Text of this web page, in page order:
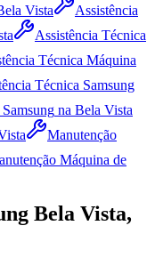
Vista
Assistência
Assistência Técnica
Técnica Máquina
Técnica Samsung
na Bela Vista
Manutenção
Máquina de
Bela Vista,